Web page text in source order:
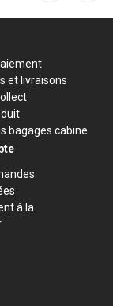
et livraisons
bagages cabine
à la